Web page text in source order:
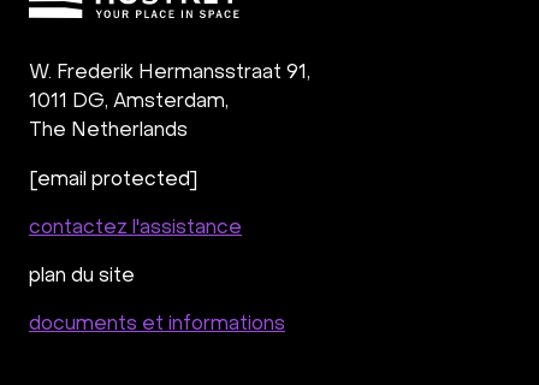
W. Frederik Hermansstraat 91,
1011 DG, Amsterdam,
The Netherlands
[email protected]
contactez l'assistance
plan du site
documents et informations